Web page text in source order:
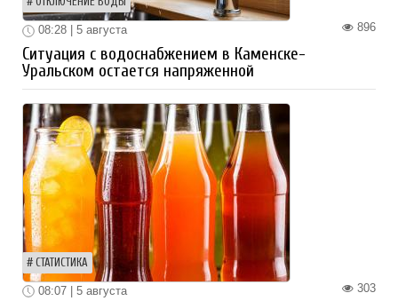
896
08:28 | 5 августа
Ситуация с водоснабжением в Каменске-
Уральском остается напряженной
СТАТИСТИКА
303
08:07 | 5 августа